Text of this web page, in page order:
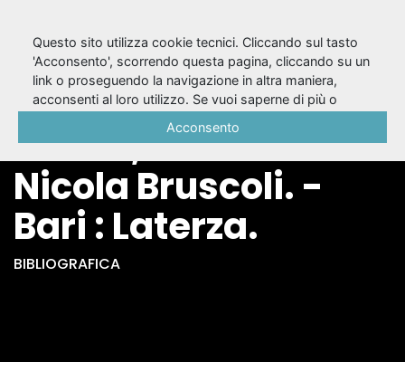
Tragedie / Vittorio
Alfieri ; a cura di
Nicola Bruscoli. -
Bari : Laterza.
BIBLIOGRAFICA
Questo sito utilizza cookie tecnici. Cliccando sul tasto
'Acconsento', scorrendo questa pagina, cliccando su un
link o proseguendo la navigazione in altra maniera,
acconsenti al loro utilizzo. Se vuoi saperne di più o
Acconsento